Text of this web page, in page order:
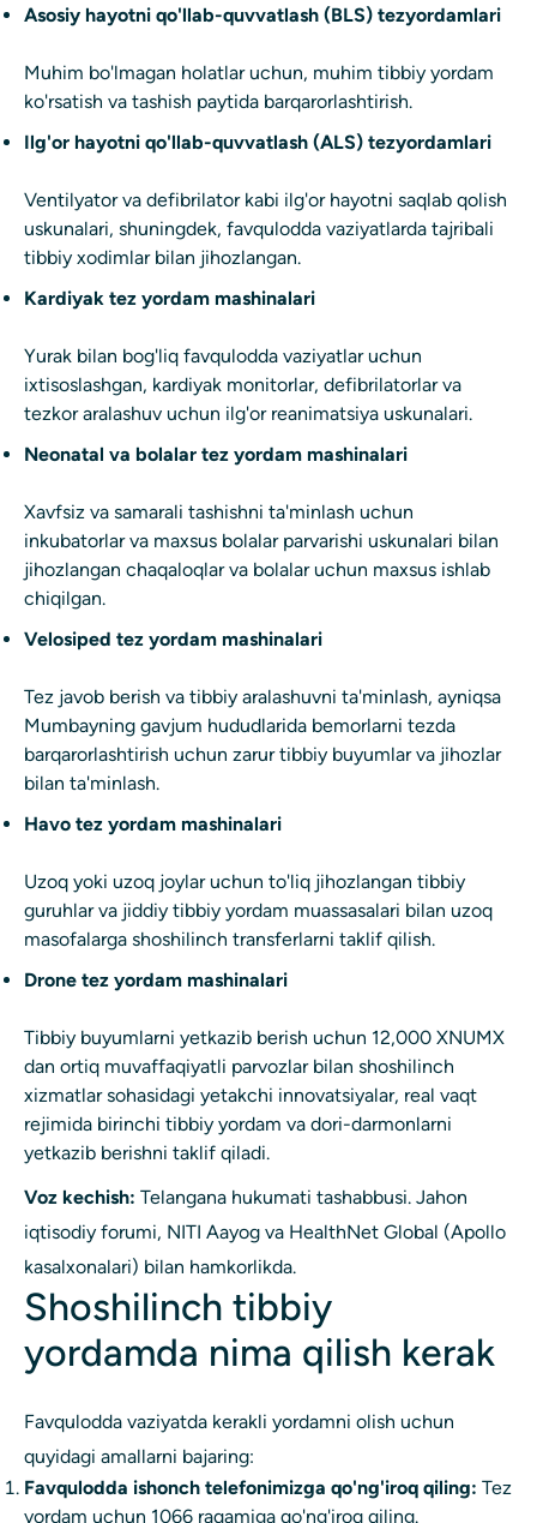
Asosiy hayotni qo'llab-quvvatlash (BLS) tezyordamlari
Muhim bo'lmagan holatlar uchun, muhim tibbiy yordam
ko'rsatish va tashish paytida barqarorlashtirish.
Ilg'or hayotni qo'llab-quvvatlash (ALS) tezyordamlari
Ventilyator va defibrilator kabi ilg'or hayotni saqlab qolish
uskunalari, shuningdek, favqulodda vaziyatlarda tajribali
tibbiy xodimlar bilan jihozlangan.
Kardiyak tez yordam mashinalari
Yurak bilan bog'liq favqulodda vaziyatlar uchun
ixtisoslashgan, kardiyak monitorlar, defibrilatorlar va
tezkor aralashuv uchun ilg'or reanimatsiya uskunalari.
Neonatal va bolalar tez yordam mashinalari
Xavfsiz va samarali tashishni ta'minlash uchun
inkubatorlar va maxsus bolalar parvarishi uskunalari bilan
jihozlangan chaqaloqlar va bolalar uchun maxsus ishlab
chiqilgan.
Velosiped tez yordam mashinalari
Tez javob berish va tibbiy aralashuvni ta'minlash, ayniqsa
Mumbayning gavjum hududlarida bemorlarni tezda
barqarorlashtirish uchun zarur tibbiy buyumlar va jihozlar
bilan ta'minlash.
Havo tez yordam mashinalari
Uzoq yoki uzoq joylar uchun to'liq jihozlangan tibbiy
guruhlar va jiddiy tibbiy yordam muassasalari bilan uzoq
masofalarga shoshilinch transferlarni taklif qilish.
Drone tez yordam mashinalari
Tibbiy buyumlarni yetkazib berish uchun 12,000 XNUMX
dan ortiq muvaffaqiyatli parvozlar bilan shoshilinch
xizmatlar sohasidagi yetakchi innovatsiyalar, real vaqt
rejimida birinchi tibbiy yordam va dori-darmonlarni
yetkazib berishni taklif qiladi.
Voz kechish: Telangana hukumati tashabbusi. Jahon
iqtisodiy forumi, NITI Aayog va HealthNet Global (Apollo
kasalxonalari) bilan hamkorlikda.
Shoshilinch tibbiy
yordamda nima qilish kerak
Favqulodda vaziyatda kerakli yordamni olish uchun
quyidagi amallarni bajaring:
Favqulodda ishonch telefonimizga qo'ng'iroq qiling: Tez
yordam uchun 1066 raqamiga qo'ng'iroq qiling.